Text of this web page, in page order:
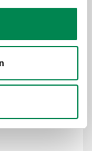
2026